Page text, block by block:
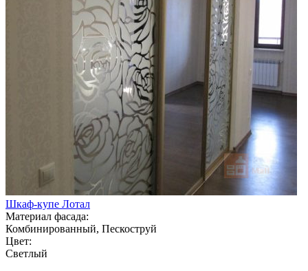
Шкаф-купе Лотал
Материал фасада:
Комбинированный, Пескоструй
Цвет:
Светлый